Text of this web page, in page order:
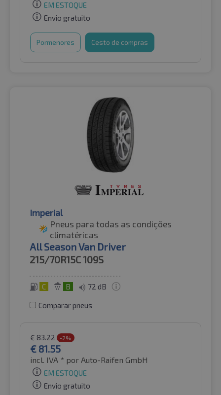
EM ESTOQUE
Envio gratuito
Pormenores Cesto de compras
Imperial
Pneus para todas as condições
climatéricas
All Season Van Driver
215/70R15C109S
C B 72 dB
Comparar pneus
€ 83.22 -2%
€ 81.55
incl. IVA * por Auto-Raifen GmbH
EM ESTOQUE
Envio gratuito